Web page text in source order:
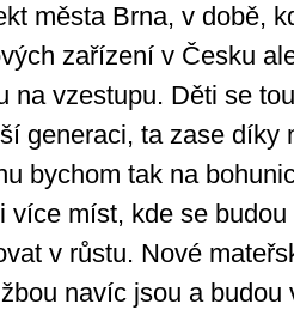
města Brna, v době,
zařízení v Česku
na vzestupu. Děti se
generaci, ta zase díky
bychom tak na
více míst, kde se
v růstu. Nové
navíc jsou a budou